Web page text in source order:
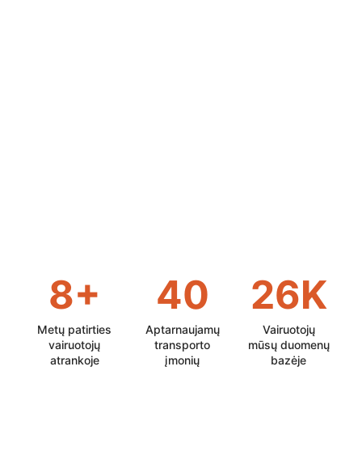
8+
Metų patirties
vairuotojų
atrankoje
40
Aptarnaujamų
transporto
įmonių
26K
Vairuotojų
mūsų duomenų
bazėje